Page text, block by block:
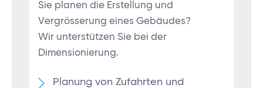
Sie planen die Erstellung und
Vergrösserung eines Gebäudes?
Wir unterstützen Sie bei der
Dimensionierung.
Planung von Zufahrten und